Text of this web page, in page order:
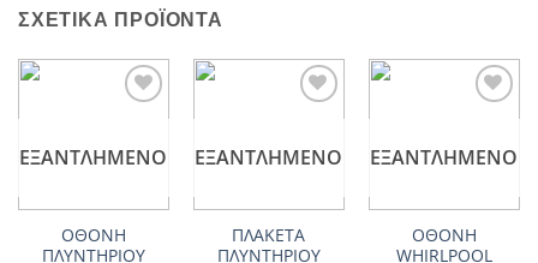
ΣΧΕΤΙΚΆ ΠΡΟΪΌΝΤΑ
ΕΞΑΝΤΛΗΜΈΝΟ
ΟΘΟΝΗ
ΠΛΥΝΤΗΡΙΟΥ
ΕΞΑΝΤΛΗΜΈΝΟ
ΠΛΑΚΕΤΑ
ΠΛΥΝΤΗΡΙΟΥ
ΕΞΑΝΤΛΗΜΈΝΟ
ΟΘΟΝΗ
WHIRLPOOL